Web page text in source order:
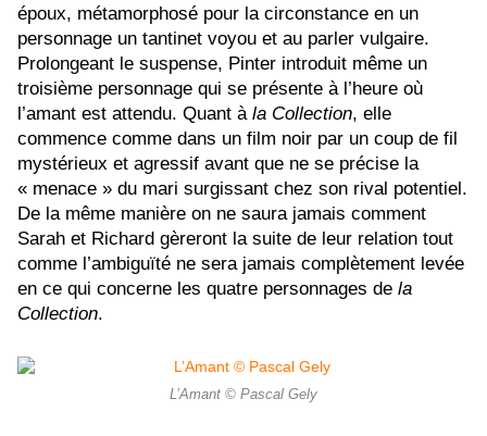
époux, métamorphosé pour la circonstance en un
personnage un tantinet voyou et au parler vulgaire.
Prolongeant le suspense, Pinter introduit même un
troisième personnage qui se présente à l’heure où
l’amant est attendu. Quant à la Collection, elle
commence comme dans un film noir par un coup de fil
mystérieux et agressif avant que ne se précise la
« menace » du mari surgissant chez son rival potentiel.
De la même manière on ne saura jamais comment
Sarah et Richard gèreront la suite de leur relation tout
comme l’ambiguïté ne sera jamais complètement levée
en ce qui concerne les quatre personnages de la
Collection.
L’Amant © Pascal Gely